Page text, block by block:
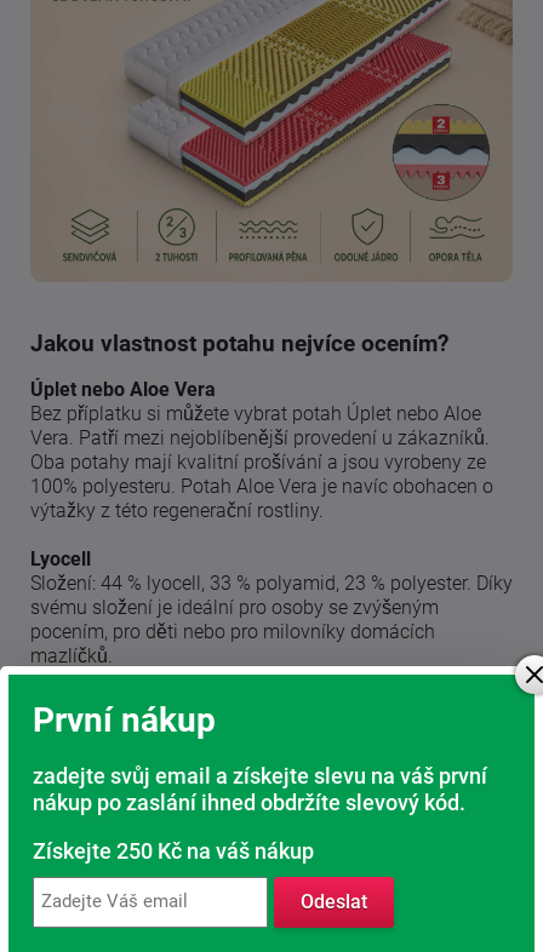
Jakou vlastnost potahu nejvíce ocením?
Úplet nebo Aloe Vera
Bez příplatku si můžete vybrat potah Úplet nebo Aloe
Vera. Patří mezi nejoblíbenější provedení u zákazníků.
Oba potahy mají kvalitní prošívání a jsou vyrobeny ze
100% polyesteru. Potah Aloe Vera je navíc obohacen o
výtažky z této regenerační rostliny.
Lyocell
Složení: 44 % lyocell, 33 % polyamid, 23 % polyester. Díky
svému složení je ideální pro osoby se zvýšeným
pocením, pro děti nebo pro milovníky domácích
mazlíčků.
Medicott
Složení: 40 % bavlna, 35 % polyamid, 25 % polyester.
a alergiky a poskytuje maximální možnou ochranu proti
roztočům a plísním.
Silver Guard
Nejhygieničtější provedení potahu díky obsahu stříbra.
Nešetřeme na svém zdraví. Spánek je nejpřirozenější
První nákup
zadejte svůj email a získejte slevu na váš první
nákup po zaslání ihned obdržíte slevový kód.
Získejte 250 Kč na váš nákup
Odeslat